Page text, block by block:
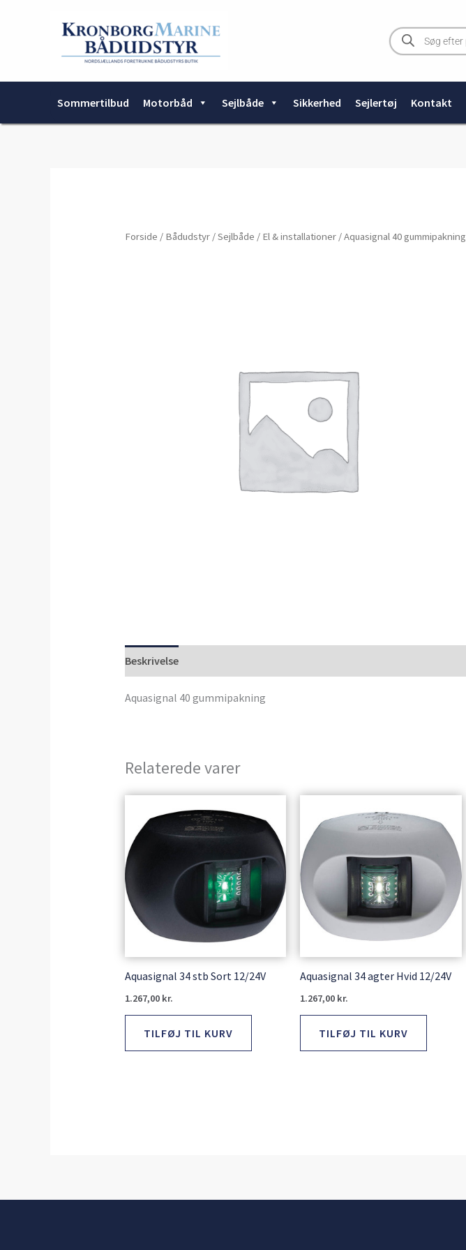
Products
search
Sommertilbud Motorbåd Sejlbåde Sikkerhed Sejlertøj Kontakt
Forside / Bådudstyr/Sejlbåde / El & installationer/ Aquasignal 40 gummipakning
Beskrivelse
Aquasignal 40 gummipakning
Relaterede varer
Aquasignal 34 stb Sort 12/24V
1.267,00 kr.
TILFØJ TIL KURV
Aquasignal 34 agter Hvid 12/24V
1.267,00 kr.
TILFØJ TIL KURV